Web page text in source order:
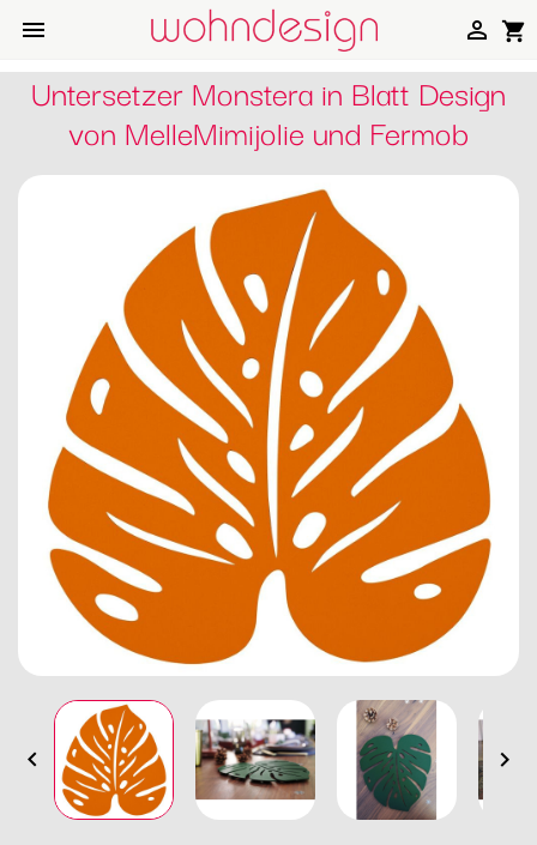
 shopping_cart

Untersetzer Monstera in Blatt Design
von MelleMimijolie und Fermob
 